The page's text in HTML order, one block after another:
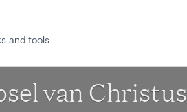
and tools
van Christus